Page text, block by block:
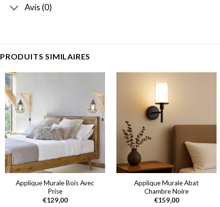
Avis (0)
PRODUITS SIMILAIRES
Applique Murale Bois Avec
Prise
€129,00
Applique Murale Abat
Chambre Noire
€159,00